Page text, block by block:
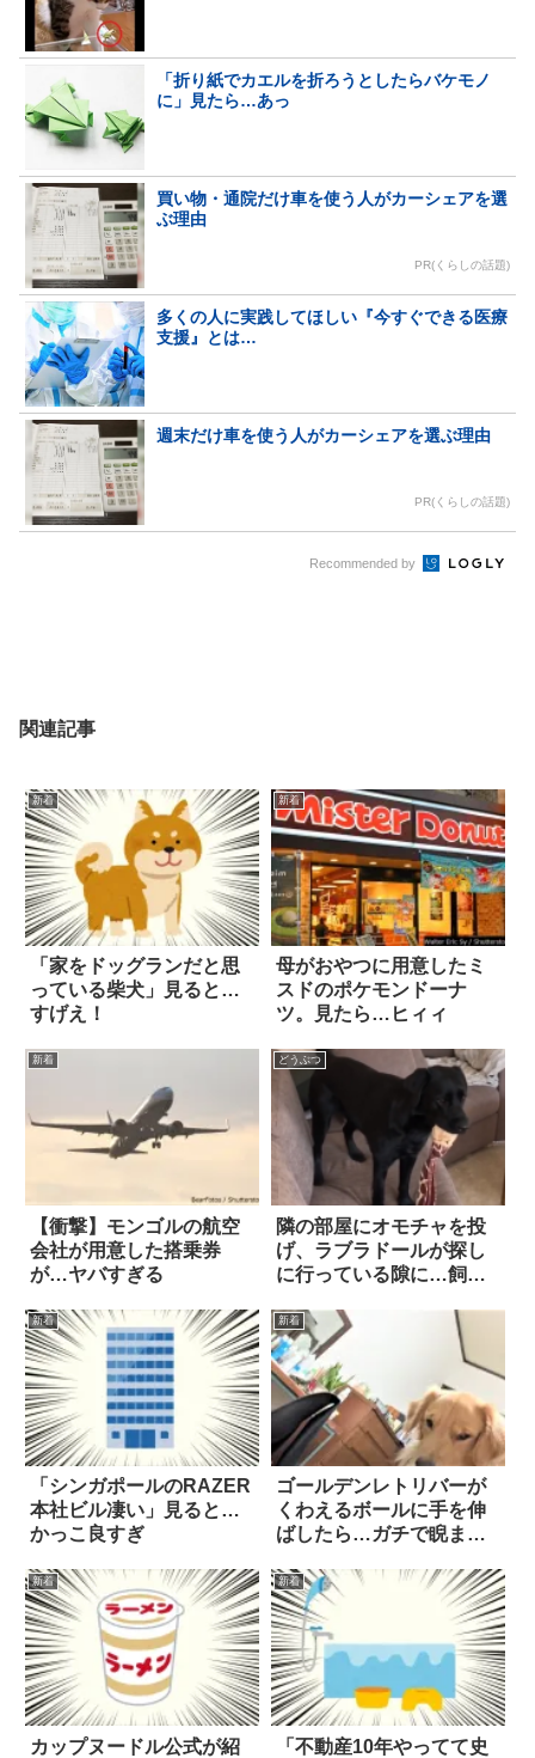
「折り紙でカエルを折ろうとしたらバケモノ
に」見たら…あっ
買い物・通院だけ車を使う人がカーシェアを選
ぶ理由
PR(くらしの話題)
多くの人に実践してほしい『今すぐできる医療
支援』とは…
週末だけ車を使う人がカーシェアを選ぶ理由
PR(くらしの話題)
Recommended by
関連記事
新着
「家をドッグランだと思
っている柴犬」見ると…
すげえ！
新着
母がおやつに用意したミ
スドのポケモンドーナ
ツ。見たら…ヒィィ
新着
【衝撃】モンゴルの航空
会社が用意した搭乗券
が…ヤバすぎる
どうぶつ
隣の部屋にオモチャを投
げ、ラブラドールが探し
に行っている隙に…飼い
れんぼ』を挑んだ結
果！？
新着
「シンガポールのRAZER
本社ビル凄い」見ると…
かっこ良すぎ
新着
ゴールデンレトリバーが
くわえるボールに手を伸
ばしたら…ガチで睨まれ
新着
カップヌードル公式が紹
新着
「不動産10年やってて史